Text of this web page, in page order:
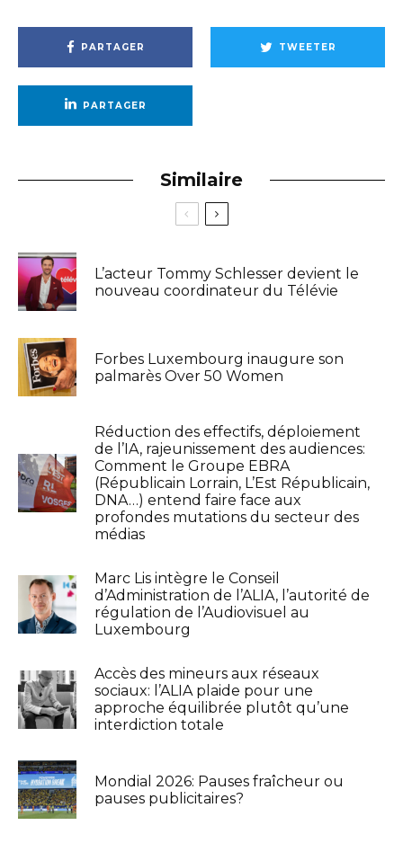
PARTAGER TWEETER
PARTAGER
Similaire
L’acteur Tommy Schlesser devient le
nouveau coordinateur du Télévie
Forbes Luxembourg inaugure son
palmarès Over 50 Women
Réduction des effectifs, déploiement
de l’IA, rajeunissement des audiences:
Comment le Groupe EBRA
(Républicain Lorrain, L’Est Républicain,
DNA…) entend faire face aux
profondes mutations du secteur des
médias
Marc Lis intègre le Conseil
d’Administration de l’ALIA, l’autorité de
régulation de l’Audiovisuel au
Luxembourg
Accès des mineurs aux réseaux
sociaux: l’ALIA plaide pour une
approche équilibrée plutôt qu’une
interdiction totale
Mondial 2026: Pauses fraîcheur ou
pauses publicitaires?